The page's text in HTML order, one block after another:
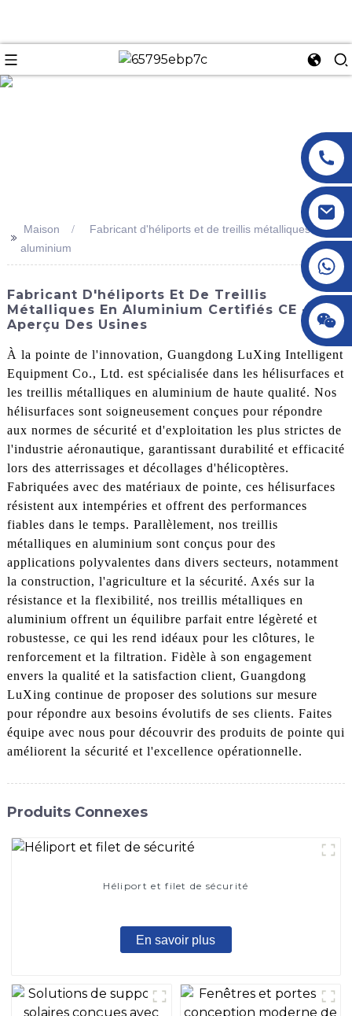
+86 18145770882
+86 18145770882
>>
Maison
Fabricant d'héliports et de treillis métalliques en
aluminium
Fabricant D'héliports Et De Treillis
Métalliques En Aluminium Certifiés CE -
Aperçu Des Usines
À la pointe de l'innovation, Guangdong LuXing Intelligent
Equipment Co., Ltd. est spécialisée dans les hélisurfaces et
les treillis métalliques en aluminium de haute qualité. Nos
hélisurfaces sont soigneusement conçues pour répondre
aux normes de sécurité et d'exploitation les plus strictes de
l'industrie aéronautique, garantissant durabilité et efficacité
lors des atterrissages et décollages d'hélicoptères.
Fabriquées avec des matériaux de pointe, ces hélisurfaces
résistent aux intempéries et offrent des performances
fiables dans le temps. Parallèlement, nos treillis
métalliques en aluminium sont conçus pour des
applications polyvalentes dans divers secteurs, notamment
la construction, l'agriculture et la sécurité. Axés sur la
résistance et la flexibilité, nos treillis métalliques en
aluminium offrent un équilibre parfait entre légèreté et
robustesse, ce qui les rend idéaux pour les clôtures, le
renforcement et la filtration. Fidèle à son engagement
envers la qualité et la satisfaction client, Guangdong
LuXing continue de proposer des solutions sur mesure
pour répondre aux besoins évolutifs de ses clients. Faites
équipe avec nous pour découvrir des produits de pointe qui
améliorent la sécurité et l'excellence opérationnelle.
Produits Connexes
Héliport et filet de sécurité
En savoir plus